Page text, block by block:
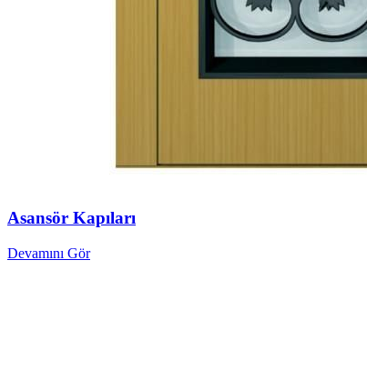
Asansör Kapıları
Devamını Gör